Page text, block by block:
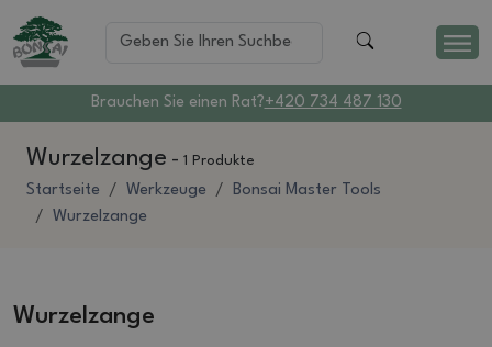
Brauchen Sie einen Rat?+420 734 487 130
Wurzelzange - 1 Produkte
Startseite Werkzeuge
Bonsai Master Tools
Wurzelzange
Wurzelzange